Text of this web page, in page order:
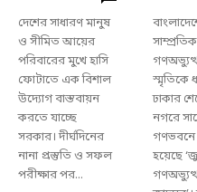
দেশের সাধারণ মানুষ
ও সীমিত আয়ের
পরিবারের মুখে হাসি
ফোটাতে এক বিশাল
উদ্যোগ বাস্তবায়ন
করতে যাচ্ছে
সরকার। দীর্ঘদিনের
নানা প্রস্তুতি ও সফল
পরীক্ষার পর...
স্মৃতিকে
ঢাকার
নগরে
হয়েছে